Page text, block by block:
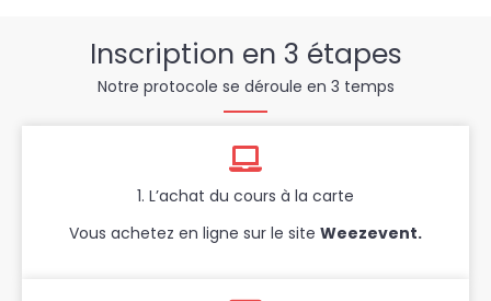
Inscription en 3 étapes
Notre protocole se déroule en 3 temps
1. L’achat du cours à la carte
Vous achetez en ligne sur le site Weezevent.